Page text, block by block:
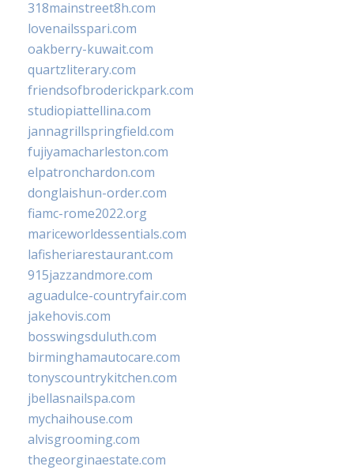
318mainstreet8h.com
lovenailsspari.com
oakberry-kuwait.com
quartzliterary.com
friendsofbroderickpark.com
studiopiattellina.com
jannagrillspringfield.com
fujiyamacharleston.com
elpatronchardon.com
donglaishun-order.com
fiamc-rome2022.org
mariceworldessentials.com
lafisheriarestaurant.com
915jazzandmore.com
aguadulce-countryfair.com
jakehovis.com
bosswingsduluth.com
birminghamautocare.com
tonyscountrykitchen.com
jbellasnailspa.com
mychaihouse.com
alvisgrooming.com
thegeorginaestate.com